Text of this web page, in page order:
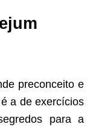
preconceito e
a de exercícios
para a